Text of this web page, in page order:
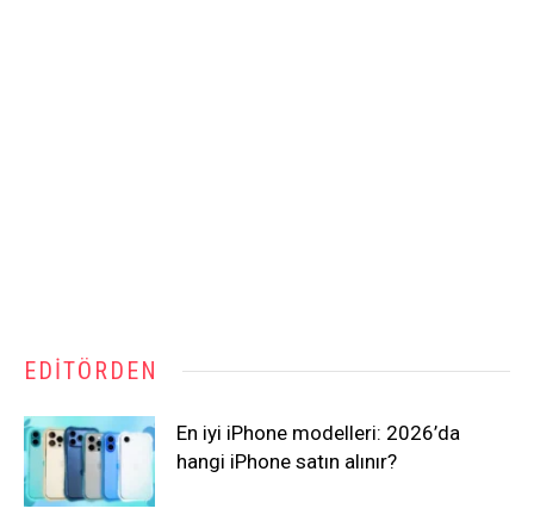
EDITÖRDEN
En iyi iPhone modelleri: 2026’da
hangi iPhone satın alınır?